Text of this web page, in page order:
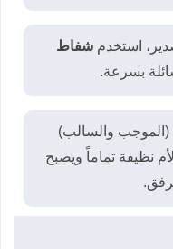
استخدم شفاط
بسرعة.
(الموجب والسالب)
نظيفة تماماً ويصبح